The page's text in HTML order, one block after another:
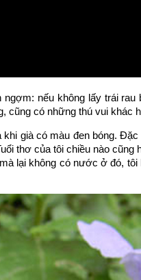
nếu không lấy trái
cũng có những thú vui khác
già có màu đen bóng.
thơ của tôi chiều nào
lại không có nước ở đó,